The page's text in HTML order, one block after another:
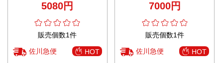
5080円
販売個数1件
佐川急便 HOT
7000円
販売個数1件
佐川急便 HOT